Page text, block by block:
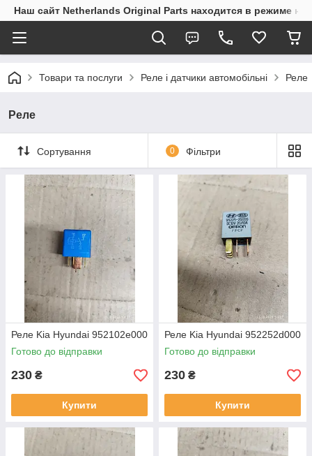
Наш сайт Netherlands Original Parts находится в режиме
Товари та послуги Реле і датчики автомобільні Реле
Реле
Сортування 0 Фільтри
Реле Kia Hyundai 952102e000
Готово до відправки
230 ₴
Купити
Реле Kia Hyundai 952252d000
Готово до відправки
230 ₴
Купити